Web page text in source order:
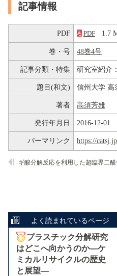
記事情報
PDF PDF 1.7
巻・号 48巻4号
記事分類・特集 研究室紹介
題目(和文) 信州大学 高
著者 高須芳雄
発行年月日 2016-12-01
パーマリンク https://
よく読まれているページ
プラスチック分解研究
はどこへ向かうのか―ケ
ミカルリサイクルの歴史
と展望―